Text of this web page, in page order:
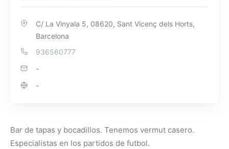
C/ La Vinyala 5, 08620, Sant Vicenç dels Horts,
Barcelona
936560777
-
-
Bar de tapas y bocadillos. Tenemos vermut casero.
Especialistas en los partidos de futbol.